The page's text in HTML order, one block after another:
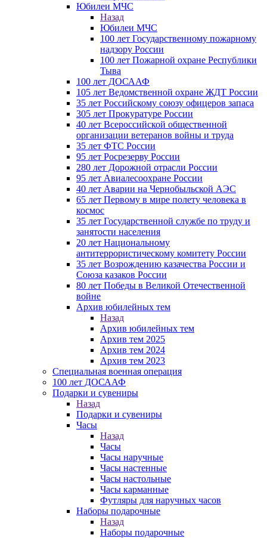
Юбилеи МЧС
Назад
Юбилеи МЧС
100 лет Государственному пожарному
надзору России
100 лет Пожарной охране Республики
Тыва
100 лет ДОСААФ
105 лет Ведомственной охране ЖДТ России
35 лет Российскому союзу офицеров запаса
305 лет Прокуратуре России
40 лет Всероссийской общественной
организации ветеранов войны и труда
35 лет ФТС России
95 лет Росрезерву России
280 лет Дорожной отрасли России
95 лет Авиалесоохране России
40 лет Аварии на Чернобыльской АЭС
65 лет Первому в мире полету человека в
космос
35 лет Государственной службе по труду и
занятости населения
20 лет Национальному
антитеррористическому комитету России
35 лет Возрождению казачества России и
Союза казаков России
80 лет Победы в Великой Отечественной
войне
Архив юбилейных тем
Назад
Архив юбилейных тем
Архив тем 2025
Архив тем 2024
Архив тем 2023
Специальная военная операция
100 лет ДОСААФ
Подарки и сувениры
Назад
Подарки и сувениры
Часы
Назад
Часы
Часы наручные
Часы настенные
Часы настольные
Часы карманные
Футляры для наручных часов
Наборы подарочные
Назад
Наборы подарочные